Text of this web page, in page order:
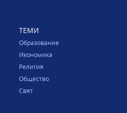
ТЕМИ
Образование
Икономика
Религия
Общество
Свят